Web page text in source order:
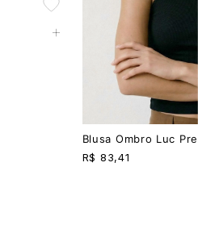
+
Blusa Ombro Luc
R$ 83,41